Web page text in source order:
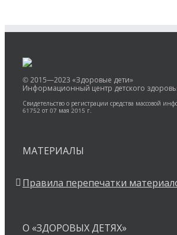
© 2015—2023 «Здоровые дети»
Информационный центр детского
Свидетельство о регистрации средства массовой
61752 от 07 мая 2015 г.
МАТЕРИАЛЫ
Правила перепечатки
О «ЗДОРОВЫХ ДЕТЯХ»